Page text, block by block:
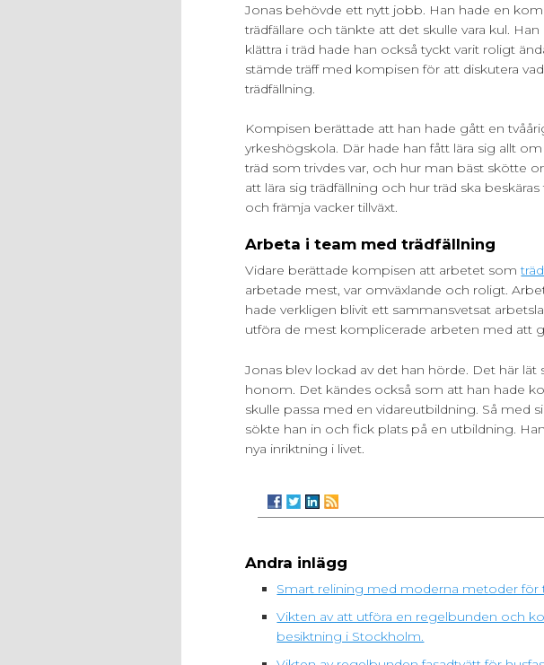
Jonas behövde ett nytt jobb. Han hade en
trädfällare och tänkte att det skulle vara kul.
klättra i träd hade han också tyckt varit roligt
stämde träff med kompisen för att diskutera
trädfällning.
Kompisen berättade att han hade gått en
yrkeshögskola. Där hade han fått lära sig allt
träd som trivdes var, och hur man bäst skötte
att lära sig trädfällning och hur träd ska
och främja vacker tillväxt.
Arbeta i team med trädfällning
Vidare berättade kompisen att arbetet som
arbetade mest, var omväxlande och roligt.
hade verkligen blivit ett sammansvetsat
utföra de mest komplicerade arbeten med att
Jonas blev lockad av det han hörde. Det här
honom. Det kändes också som att han hade
skulle passa med en vidareutbildning. Så med
sökte han in och fick plats på en utbildning.
nya inriktning i livet.
Andra inlägg
Smart relining med moderna metoder för
Vikten av att utföra en regelbunden och
besiktning i Stockholm.